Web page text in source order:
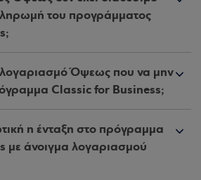
του προγράμματος
Όψεως που να μην
Classic for Business;
η ένταξη στο πρόγραμμα
με άνοιγμα λογαριασμού